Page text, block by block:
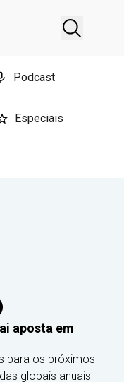
Podcast
Especiais
aposta em
para os próximos
globais anuais